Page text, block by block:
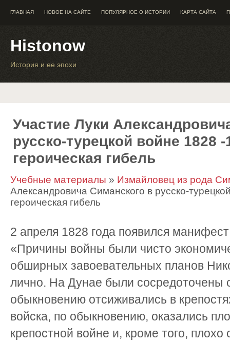
ГЛАВНАЯ НОВОЕ НА САЙТЕ ПОПУЛЯРНОЕ О ИСТОРИИ КАРТА САЙТА
Histonow
История и ее эпохи
Участие Луки
русско-турецкой войне 1828
героическая гибель
Учебные материалы » Измайловец из рода
Александровича Симанского в русско-
героическая гибель
2 апреля 1828 года появился
«Причины войны были чисто
обширных завоевательных планов
лично. На Дунае были сосредоточены
обыкновению отсиживались в
войска, по обыкновению, оказались
крепостной войне и, кроме того,